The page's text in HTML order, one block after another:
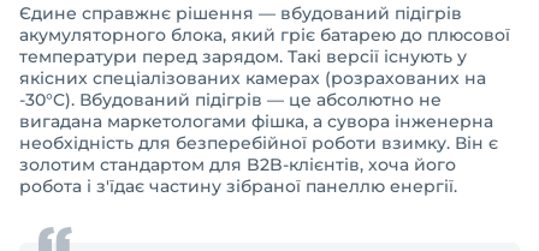
Єдине справжнє рішення — вбудований підігрів
акумуляторного блока, який гріє батарею до плюсової
температури перед зарядом. Такі версії існують у
якісних спеціалізованих камерах (розрахованих на
-30°C). Вбудований підігрів — це абсолютно не
вигадана маркетологами фішка, а сувора інженерна
необхідність для безперебійної роботи взимку. Він є
золотим стандартом для B2B-клієнтів, хоча його
робота і з'їдає частину зібраної панеллю енергії.